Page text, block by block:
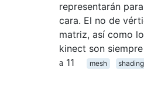
representarán
cara. El no de
matriz, así como
kinect son
11
mesh shading